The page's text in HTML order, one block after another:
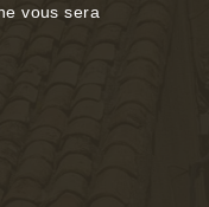
vous sera